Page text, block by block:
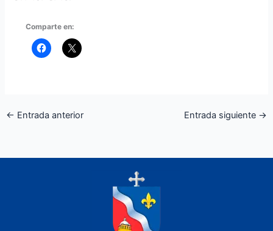
Comparte en:
← Entrada anterior Entrada siguiente →